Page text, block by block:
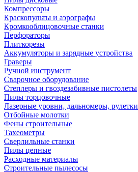
Компрессоры
Краскопульты и аэрографы
Кромкооблицовочные станки
Перфораторы
Плиткорезы
Аккумуляторы и зарядные устройства
Граверы
Ручной инструмент
Сварочное оборудование
Степлеры и гвоздезабивные пистолеты
Пилы торцовочные
Лазерные уровни, дальномеры, рулетки
Отбойные молотки
Фены строительные
Тахеометры
Сверлильные станки
Пилы цепные
Расходные материалы
Строительные пылесосы